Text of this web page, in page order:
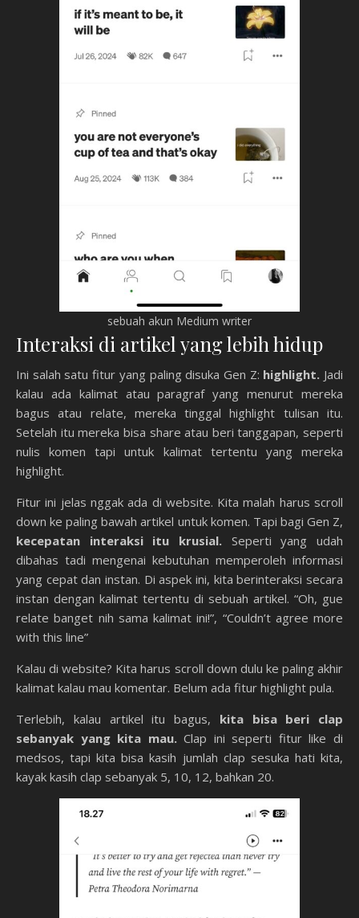
sebuah akun Medium writer
Interaksi di artikel yang lebih hidup
Ini salah satu fitur yang paling disuka Gen Z: highlight. Jadi
kalau ada kalimat atau paragraf yang menurut mereka
bagus atau relate, mereka tinggal highlight tulisan itu.
Setelah itu mereka bisa share atau beri tanggapan, seperti
nulis komen tapi untuk kalimat tertentu yang mereka
highlight.
Fitur ini jelas nggak ada di website. Kita malah harus scroll
down ke paling bawah artikel untuk komen. Tapi bagi Gen Z,
kecepatan interaksi itu krusial. Seperti yang udah
dibahas tadi mengenai kebutuhan memperoleh informasi
yang cepat dan instan. Di aspek ini, kita berinteraksi secara
instan dengan kalimat tertentu di sebuah artikel. “Oh, gue
relate banget nih sama kalimat ini!”, “Couldn’t agree more
with this line”
Kalau di website? Kita harus scroll down dulu ke paling akhir
kalimat kalau mau komentar. Belum ada fitur highlight pula.
Terlebih, kalau artikel itu bagus, kita bisa beri clap
sebanyak yang kita mau.Clap ini seperti fitur like di
medsos, tapi kita bisa kasih jumlah clap sesuka hati kita,
kayak kasih clap sebanyak 5, 10, 12, bahkan 20.